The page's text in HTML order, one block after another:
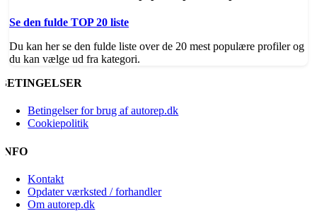
Se den fulde TOP 20 liste
Du kan her se den fulde liste over de 20 mest populære profiler og
du kan vælge ud fra kategori.
BETINGELSER
Betingelser for brug af autorep.dk
Cookiepolitik
INFO
Kontakt
Opdater værksted / forhandler
Om autorep.dk